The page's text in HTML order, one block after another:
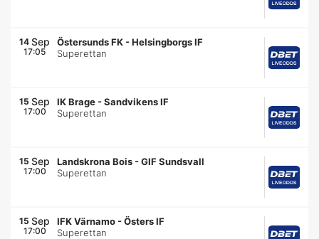
14 Sep
17:05
Östersunds FK -Helsingborgs IF
Superettan
15 Sep
17:00
IK Brage -Sandvikens IF
Superettan
15 Sep
17:00
Landskrona Bois -GIF Sundsvall
Superettan
15 Sep
17:00
IFK Värnamo -Östers IF
Superettan